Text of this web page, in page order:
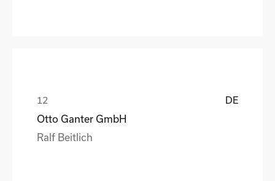
DE
Otto Ganter GmbH
Ralf Beitlich